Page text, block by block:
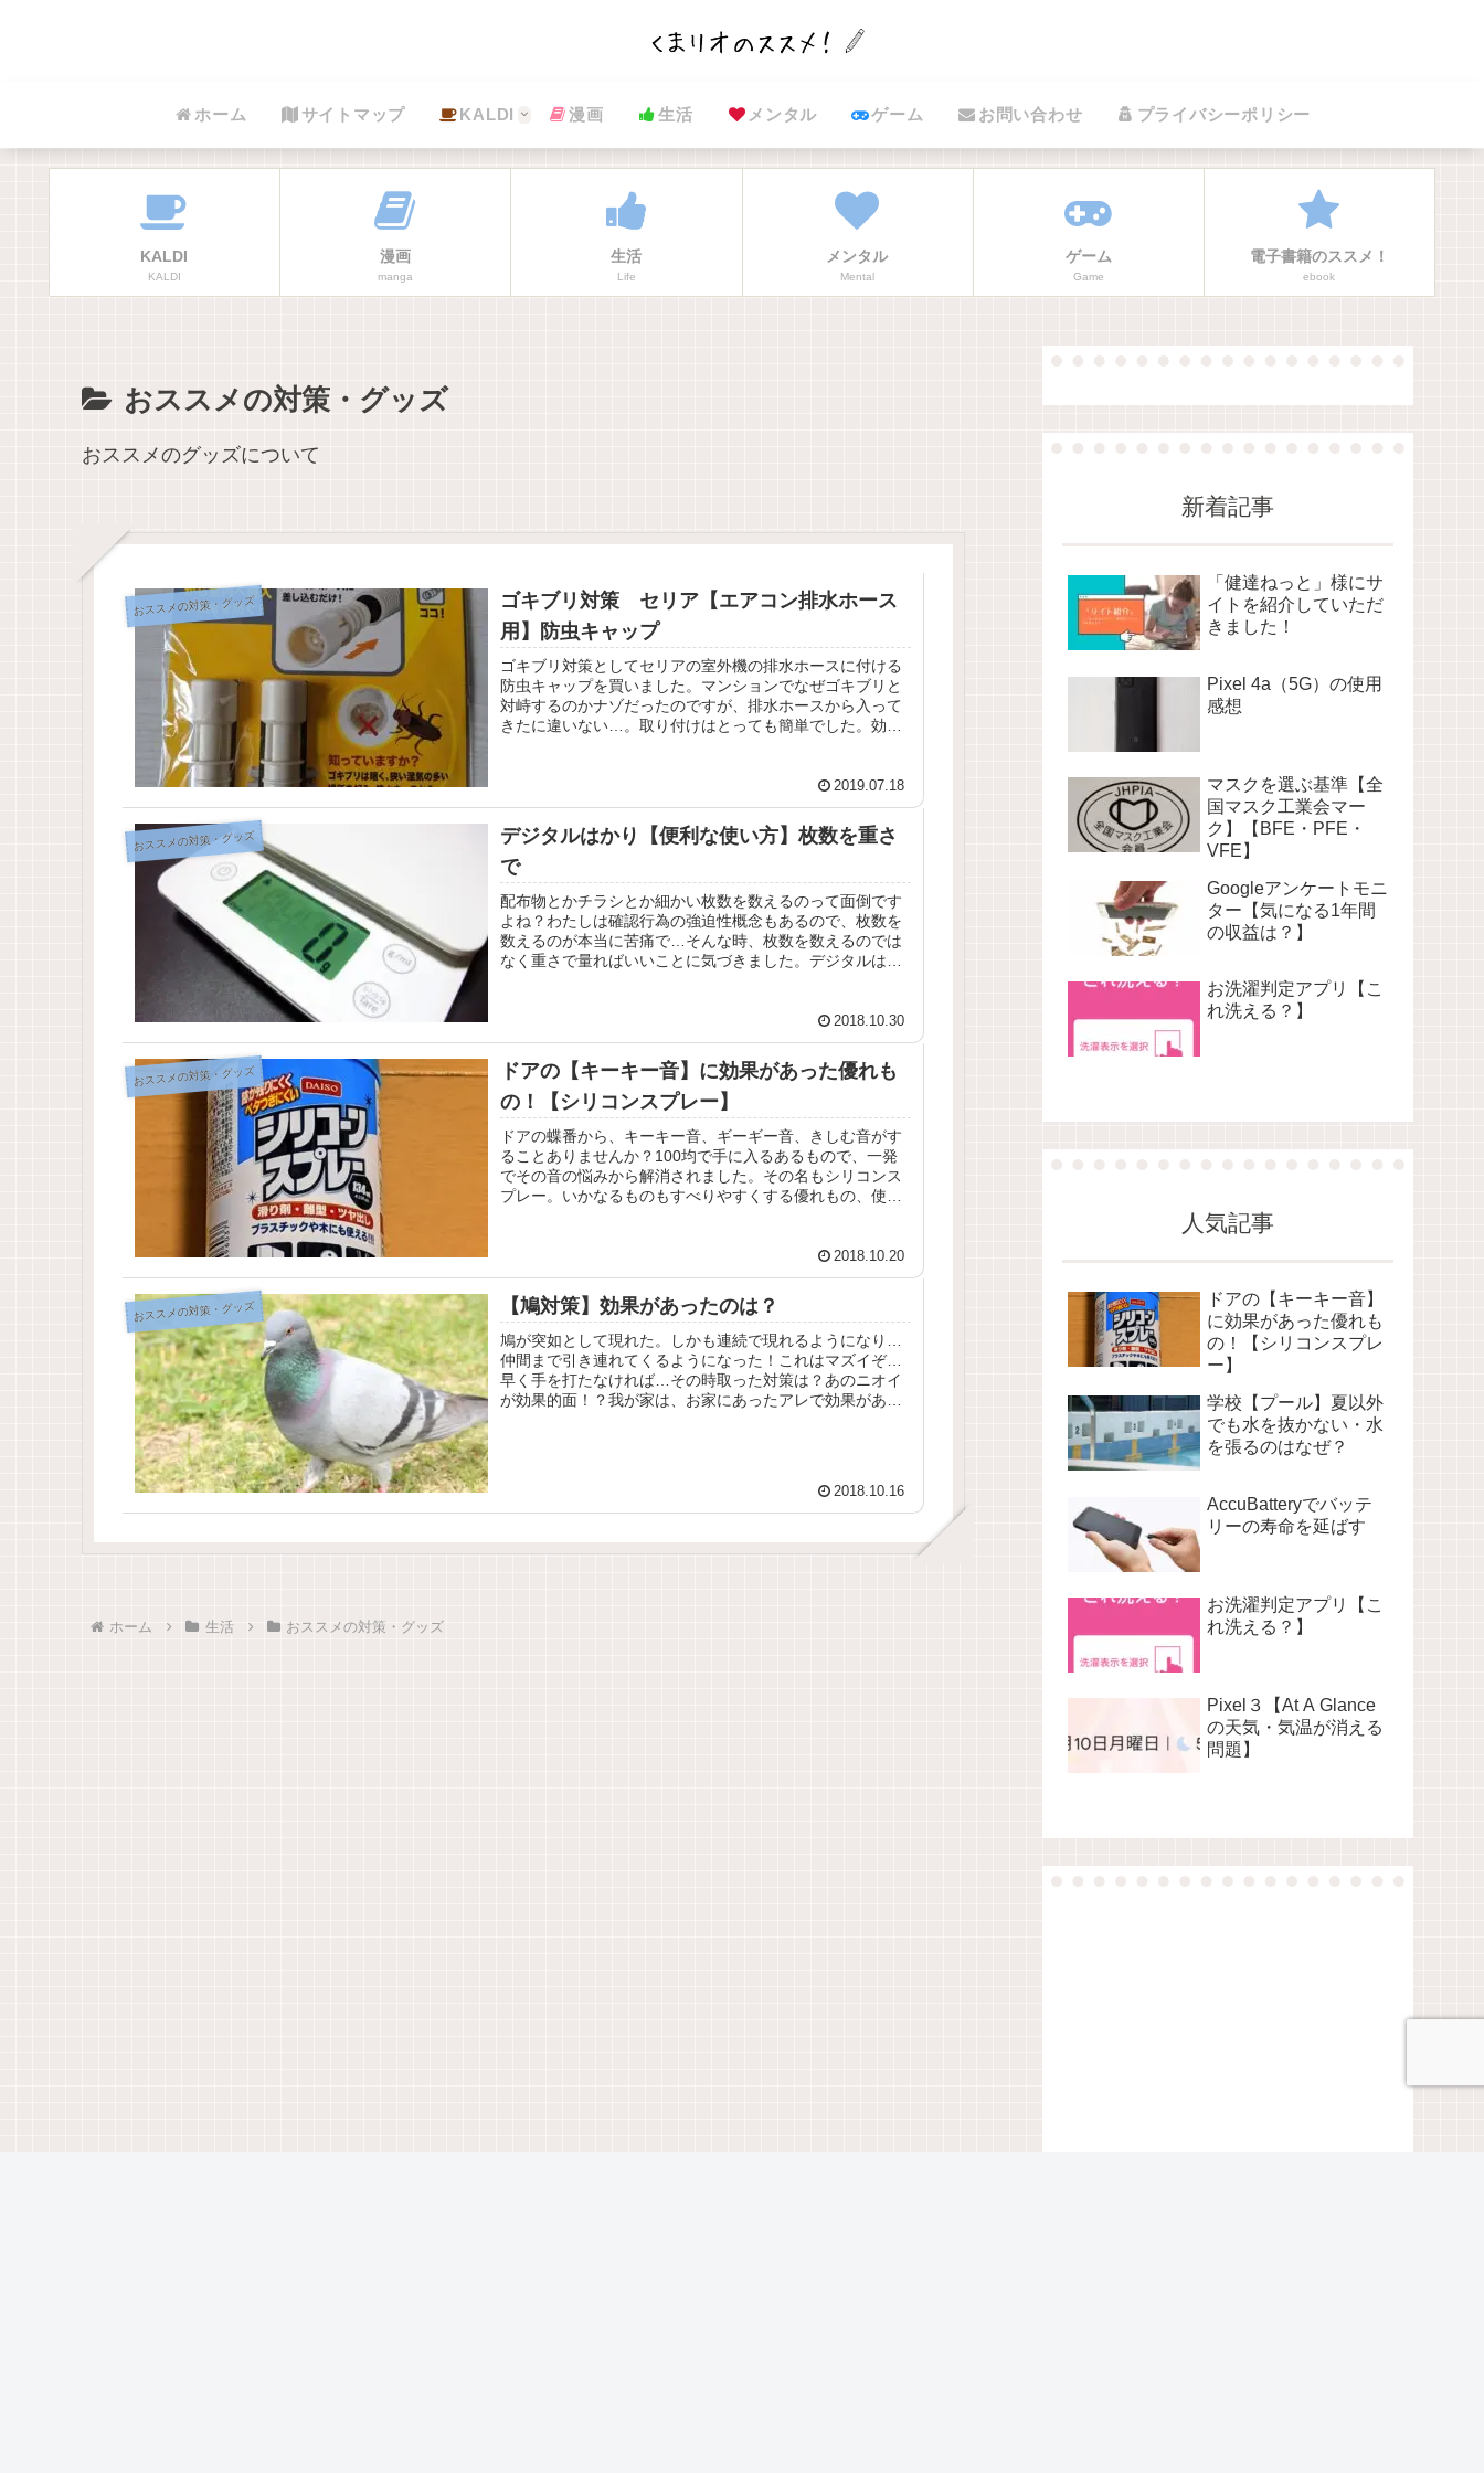
ホーム サイトマップ KALDI 漫画 生活 メンタル ゲーム お問い合わせ プライバシーポリシー
KALDI
KALDI
漫画
manga
生活
Life
メンタル
Mental
ゲーム
Game
電子書籍のススメ！
ebook
おススメの対策・グッズ
おススメのグッズについて
おススメの対策・グッズ
ゴキブリ対策 セリア【エアコン排水ホース
用】防虫キャップ
ゴキブリ対策としてセリアの室外機の排水ホースに付ける
防虫キャップを買いました。マンションでなぜゴキブリと
対峙するのかナゾだったのですが、排水ホースから入って
きたに違いない…。取り付けはとっても簡単でした。効果
2019.07.18
おススメの対策・グッズ
デジタルはかり【便利な使い方】枚数を重さ
で
配布物とかチラシとか細かい枚数を数えるのって面倒です
よね？わたしは確認行為の強迫性概念もあるので、枚数を
数えるのが本当に苦痛で…そんな時、枚数を数えるのでは
なく重さで量ればいいことに気づきました。デジタルはか
2018.10.30
おススメの対策・グッズ
ドアの【キーキー音】に効果があった優れも
の！【シリコンスプレー】
ドアの蝶番から、キーキー音、ギーギー音、きしむ音がす
ることありませんか？100均で手に入るあるもので、一発
でその音の悩みから解消されました。その名もシリコンス
プレー。いかなるものもすべりやすくする優れもの、使い
2018.10.20
おススメの対策・グッズ 【鳩対策】効果があったのは？
鳩が突如として現れた。しかも連続で現れるようになり…
仲間まで引き連れてくるようになった！これはマズイぞ…
早く手を打たなければ…その時取った対策は？あのニオイ
が効果的面！？我が家は、お家にあったアレで効果があり
2018.10.16
ホーム 生活 おススメの対策・グッズ
新着記事
「健達ねっと」様にサ
イトを紹介していただ
きました！
Pixel 4a（5G）の使用
感想
マスクを選ぶ基準【全
国マスク工業会マー
ク】【BFE・PFE・
VFE】
Googleアンケートモニ
ター【気になる1年間
の収益は？】
お洗濯判定アプリ【こ
れ洗える？】
人気記事
ドアの【キーキー音】
に効果があった優れも
の！【シリコンスプレ
ー】
学校【プール】夏以外
でも水を抜かない・水
を張るのはなぜ？
AccuBatteryでバッテ
リーの寿命を延ばす
お洗濯判定アプリ【こ
れ洗える？】
Pixel３【At A Glance
の天気・気温が消える
問題】